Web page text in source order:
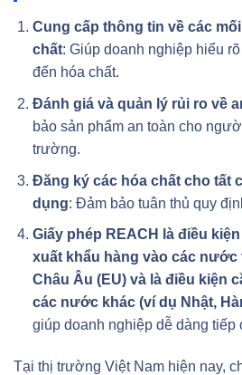
Cung cấp thông tin về các
chất: Giúp doanh nghiệp hiểu
đến hóa chất.
Đánh giá và quản lý rủi ro về
bảo sản phẩm an toàn cho
trường.
Đăng ký các hóa chất cho tất
dụng: Đảm bảo tuân thủ quy
Giấy phép REACH là điều
xuất khẩu hàng vào các nước
Châu Âu (EU) và là điều kiện
các nước khác (ví dụ Nhật,
giúp doanh nghiệp dễ dàng tiếp
Tại thị trường Việt Nam hiện nay,